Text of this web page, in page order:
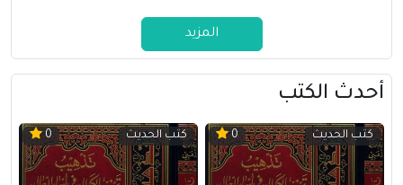
المزيد
أحدث الكتب
كتب الحديث 0 كتب الحديث 0